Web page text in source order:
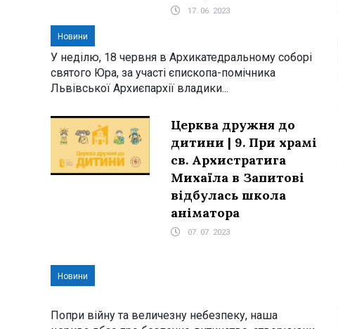
17. 06. 2023
Новини
У неділю, 18 червня в Архикатедральному соборі
святого Юра, за участі єпископа-помічника
Львівської Архиєпархії владики...
Церква дружня до
дитини | 9. При храмі
св. Архистратига
Михаїла в Запитові
відбулась школа
аніматора
07. 07. 2023
Новини
Попри війну та величезну небезпеку, наша